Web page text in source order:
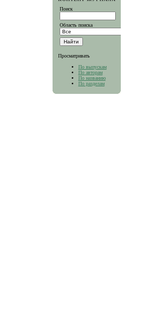
Поиск
Область поиска
Просматривать
По выпускам
По авторам
По названию
По разделам